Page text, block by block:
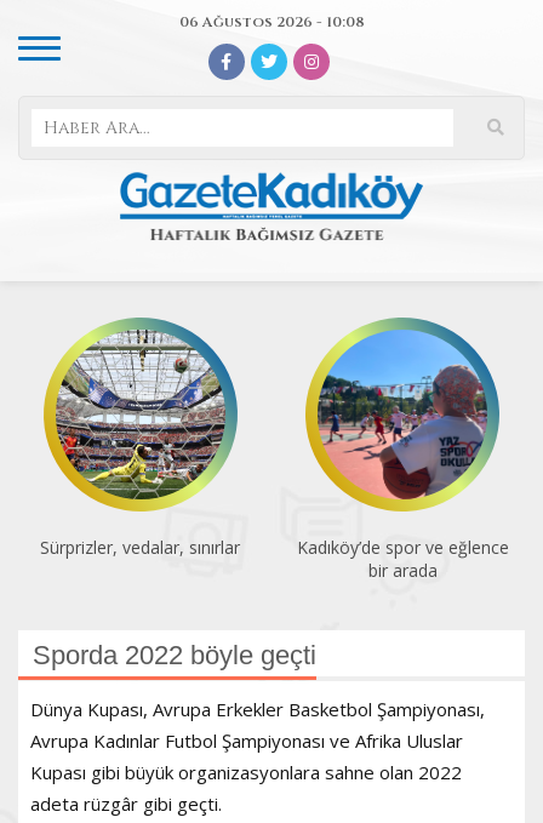
06 Ağustos 2026 - 10:08
Kadıköy’de spor ve eğlence
Acıbadem Yüzme Havuzu
yenilendi
Sporda 2022 böyle geçti
Dünya Kupası, Avrupa Erkekler Basketbol Şampiyonası,
Avrupa Kadınlar Futbol Şampiyonası ve Afrika Uluslar
Kupası gibi büyük organizasyonlara sahne olan 2022
adeta rüzgâr gibi geçti.